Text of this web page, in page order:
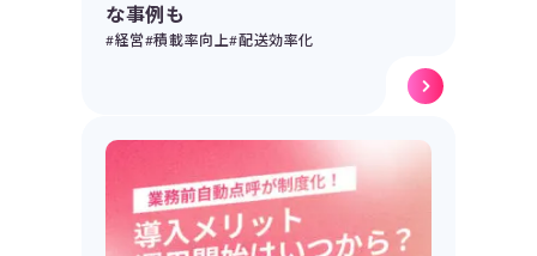
な事例も
#経営#積載率向上#配送効率化